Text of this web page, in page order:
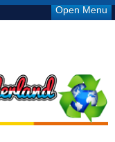
Open Menu